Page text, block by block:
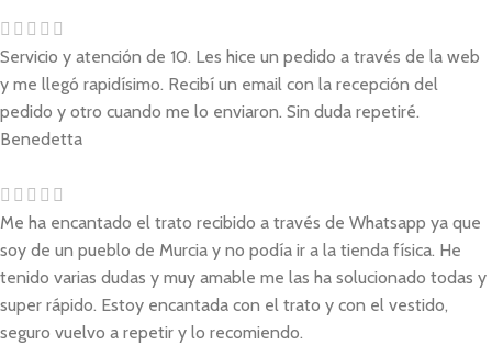
Servicio y atención de 10. Les hice un pedido a través de la web
y me llegó rapidísimo. Recibí un email con la recepción del
pedido y otro cuando me lo enviaron. Sin duda repetiré.
Benedetta
Me ha encantado el trato recibido a través de Whatsapp ya que
soy de un pueblo de Murcia y no podía ir a la tienda física. He
tenido varias dudas y muy amable me las ha solucionado todas y
super rápido. Estoy encantada con el trato y con el vestido,
seguro vuelvo a repetir y lo recomiendo.